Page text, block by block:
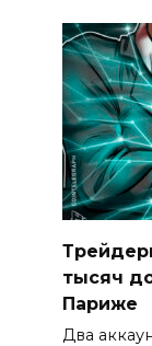
тысяч
Париже
Два